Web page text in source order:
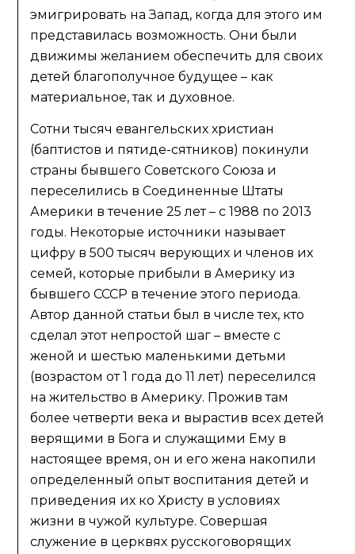
эмигрировать на Запад, когда для этого им
представилась возможность. Они были
движимы желанием обеспечить для своих
детей благополучное будущее – как
материальное, так и духовное.
Сотни тысяч евангельских христиан
(баптистов и пятиде-сятников) покинули
страны бывшего Советского Союза и
переселились в Соединенные Штаты
Америки в течение 25 лет – с 1988 по 2013
годы. Некоторые источники называет
цифру в 500 тысяч верующих и членов их
семей, которые прибыли в Америку из
бывшего СССР в течение этого периода.
Автор данной статьи был в числе тех, кто
сделал этот непростой шаг – вместе с
женой и шестью маленькими детьми
(возрастом от 1 года до 11 лет) переселился
на жительство в Америку. Прожив там
более четверти века и вырастив всех детей
верящими в Бога и служащими Ему в
настоящее время, он и его жена накопили
определенный опыт воспитания детей и
приведения их ко Христу в условиях
жизни в чужой культуре. Совершая
служение в церквях русскоговорящих